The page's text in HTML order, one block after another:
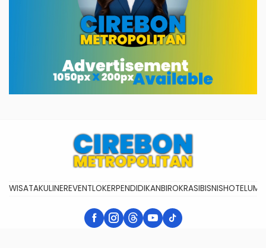
WISATAKULINEREVENTLOKERPENDIDIKANBIROKRASIBISNISHOTEL